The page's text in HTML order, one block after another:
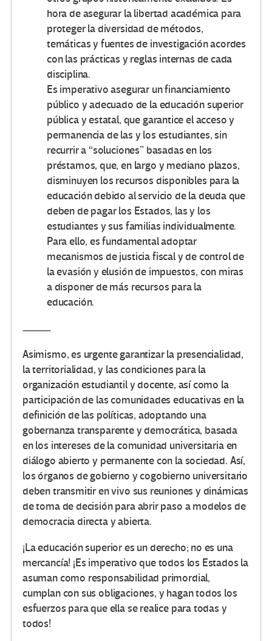
hora de asegurar la libertad académica para
proteger la diversidad de métodos,
temáticas y fuentes de investigación acordes
con las prácticas y reglas internas de cada
disciplina.
Es imperativo asegurar un financiamiento
público y adecuado de la educación superior
pública y estatal, que garantice el acceso y
permanencia de las y los estudiantes, sin
recurrir a “soluciones” basadas en los
préstamos, que, en largo y mediano plazos,
disminuyen los recursos disponibles para la
educación debido al servicio de la deuda que
deben de pagar los Estados, las y los
estudiantes y sus familias individualmente.
Para ello, es fundamental adoptar
mecanismos de justicia fiscal y de control de
la evasión y elusión de impuestos, con miras
a disponer de más recursos para la
educación.
Asimismo, es urgente garantizar la presencialidad,
la territorialidad, y las condiciones para la
organización estudiantil y docente, así como la
participación de las comunidades educativas en la
definición de las políticas, adoptando una
gobernanza transparente y democrática, basada
en los intereses de la comunidad universitaria en
diálogo abierto y permanente con la sociedad. Así,
los órganos de gobierno y cogobierno universitario
deben transmitir en vivo sus reuniones y dinámicas
de toma de decisión para abrir paso a modelos de
democracia directa y abierta.
¡La educación superior es un derecho; no es una
mercancía! ¡Es imperativo que todos los Estados la
asuman como responsabilidad primordial,
cumplan con sus obligaciones, y hagan todos los
esfuerzos para que ella se realice para todas y
todos!